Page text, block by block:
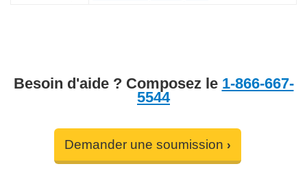
Besoin d'aide ? Composez le 1-866-667-
5544
Demander une soumission